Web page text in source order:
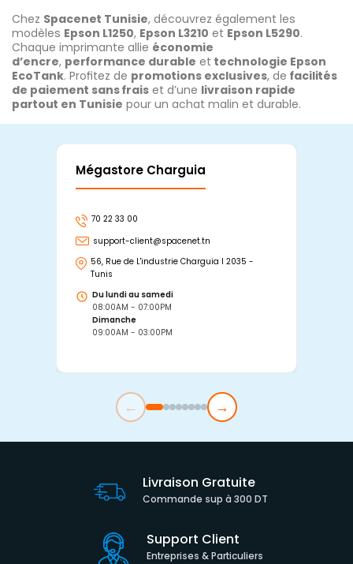
Chez Spacenet Tunisie, découvrez également les
modèles Epson L1250, Epson L3210 et Epson L5290.
Chaque imprimante allie économie
d’encre, performance durable et technologie Epson
EcoTank. Profitez de promotions exclusives, de facilités
de paiement sans frais et d’une livraison rapide
partout en Tunisie pour un achat malin et durable.
Mégastore Charguia
70 22 33 00
support-client@spacenet.tn
56, Rue de L'industrie Charguia I 2035 -
Tunis
Du lundi au samedi
08:00AM - 07:00PM
Dimanche
09:00AM - 03:00PM
← →
Livraison Gratuite
Commande sup à 300 DT
Support Client
Entreprises & Particuliers